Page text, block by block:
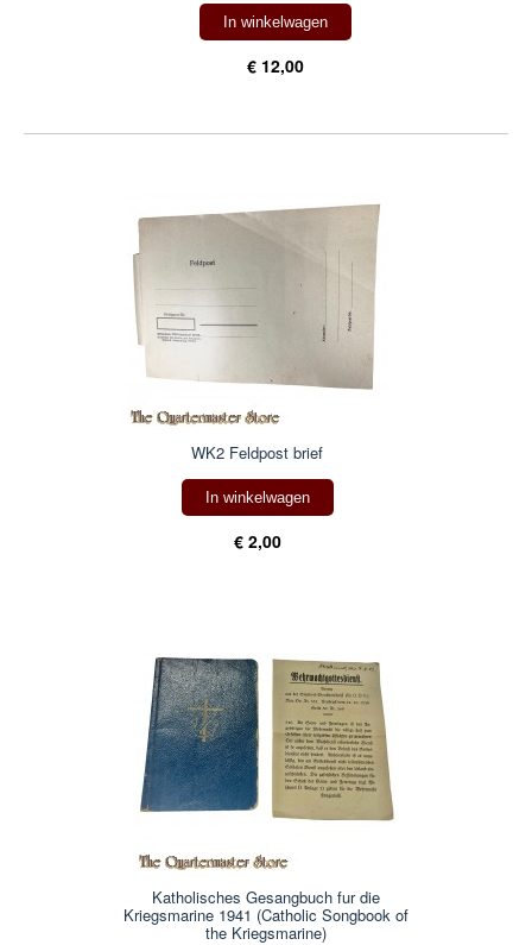
In winkelwagen
€ 12,00
WK2 Feldpost brief
In winkelwagen
€ 2,00
Katholisches Gesangbuch fur die
Kriegsmarine 1941 (Catholic Songbook of
the Kriegsmarine)